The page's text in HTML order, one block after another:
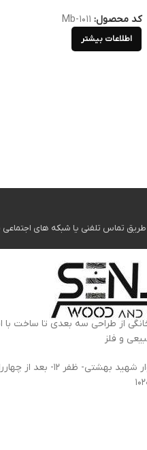
کد محصول: Mb-1011
اطلاعات بیشتر
تماس تلفنی یا شبکه های اجتماعی با
از طراحی سه بعدی تا ساخت با
و فلز
آدرس کارخانه: استان البرز، کرج، کمالشهر، بلوار شهید بهشتی- ظفر 12-